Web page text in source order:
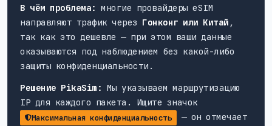
В чём проблема: многие провайдеры eSIM
направляют трафик через Гонконг или Китай ,
так как это дешевле — при этом ваши данные
оказываются под наблюдением без какой-либо
защиты конфиденциальности.
Решение PikaSim: Мы указываем маршрутизацию
IP для каждого пакета. Ищите значок
Максимальная конфиденциальность
— он отмечает